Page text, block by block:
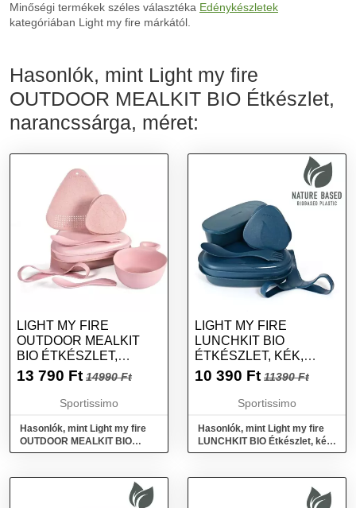
Minőségi termékek széles választéka Edénykészletek
kategóriában Light my fire márkától.
Hasonlók, mint Light my fire
OUTDOOR MEALKIT BIO Étkészlet,
narancssárga, méret:
LIGHT MY FIRE
OUTDOOR MEALKIT
BIO ÉTKÉSZLET,
RÓZSASZÍN, MÉRET
13 790 Ft 14990 Ft
Sportissimo
Hasonlók, mint Light my fire
OUTDOOR MEALKIT BIO
Étkészlet, rózsaszín, méret
LIGHT MY FIRE
LUNCHKIT BIO
ÉTKÉSZLET, KÉK,
MÉRET
10 390 Ft 11390 Ft
Sportissimo
Hasonlók, mint Light my fire
LUNCHKIT BIO Étkészlet, kék,
méret